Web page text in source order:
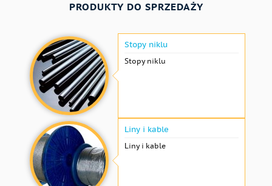
PRODUKTY DO SPRZEDAŻY
Stopy niklu
Stopy niklu
Liny i kable
Liny i kable